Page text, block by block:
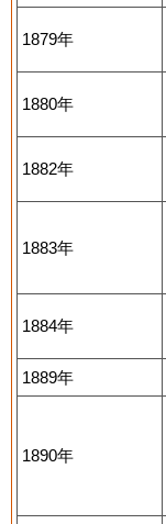
1879年
1880年
1882年
1883年
1884年
1889年
1890年